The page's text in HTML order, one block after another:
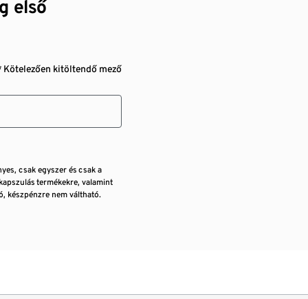
első
Kötelezően kitöltendő mező
csak egyszer és csak a
termékekre, valamint
készpénzre nem váltható.